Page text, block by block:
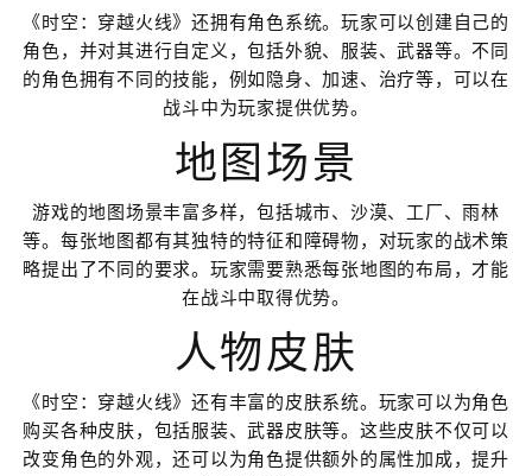
《时空：穿越火线》还拥有角色系统。玩家可以创建自己的
角色，并对其进行自定义，包括外貌、服装、武器等。不同
的角色拥有不同的技能，例如隐身、加速、治疗等，可以在
战斗中为玩家提供优势。
地图场景
游戏的地图场景丰富多样，包括城市、沙漠、工厂、雨林
等。每张地图都有其独特的特征和障碍物，对玩家的战术策
略提出了不同的要求。玩家需要熟悉每张地图的布局，才能
在战斗中取得优势。
人物皮肤
《时空：穿越火线》还有丰富的皮肤系统。玩家可以为角色
购买各种皮肤，包括服装、武器皮肤等。这些皮肤不仅可以
改变角色的外观，还可以为角色提供额外的属性加成，提升